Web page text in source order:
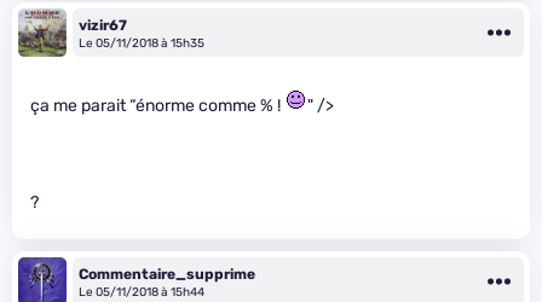
vizir67
Le 05/11/2018 à 15h35
ça me parait “énorme comme % ! " />
?
Commentaire_supprime
Le 05/11/2018 à 15h44